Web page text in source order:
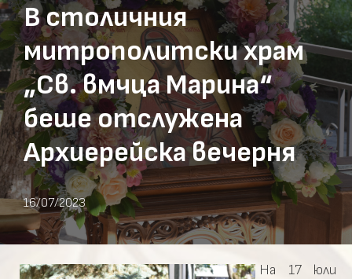
В столичния
митрополитски храм
„Св. вмчца Марина“
беше отслужена
Архиерейска вечерня
16/07/2023
На 17 юли